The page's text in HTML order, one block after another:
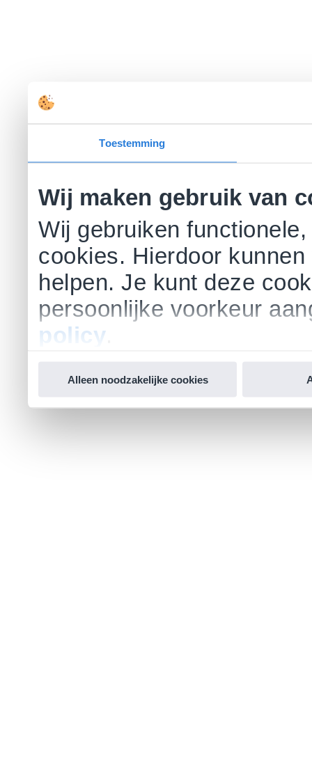
Toestemming
Wij maken gebruik van
Wij gebruiken
cookies. Hierdoor
helpen. Je kunt deze
persoonlijke voorkeur
policy
Alleen noodzakelijke cookies